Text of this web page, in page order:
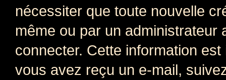
nécessiter que toute nouvelle
même ou par un
connecter. Cette information
vous avez reçu un e-mail,